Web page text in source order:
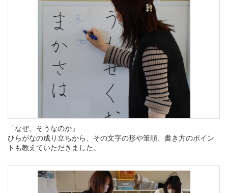
「なぜ、そうなのか」
ひらがなの成り立ちから、その文字の形や筆順、書き方のポイン
トも教えていただきました。